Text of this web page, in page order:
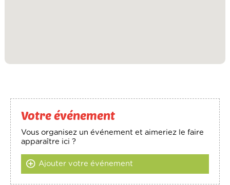
Votre événement
Vous organisez un événement et aimeriez le faire
apparaître ici ?
Ajouter votre événement